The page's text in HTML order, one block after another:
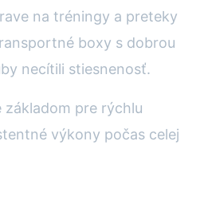
na tréningy a preteky
boxy s dobrou
necítili stiesnenosť.
základom pre rýchlu
výkony počas celej